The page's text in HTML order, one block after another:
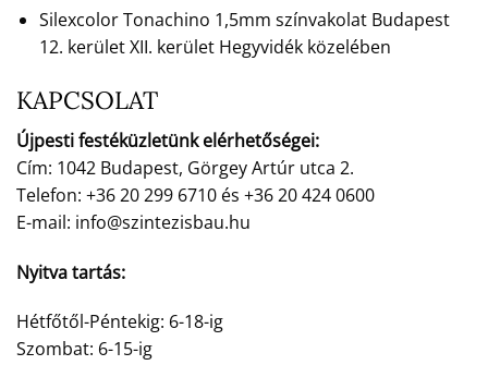
Silexcolor Tonachino 1,5mm színvakolat Budapest
12. kerület XII. kerület Hegyvidék közelében
KAPCSOLAT
Újpesti festéküzletünk elérhetőségei:
Cím: 1042 Budapest, Görgey Artúr utca 2.
Telefon: +36 20 299 6710 és +36 20 424 0600
E-mail: info@szintezisbau.hu
Nyitva tartás:
Hétfőtől-Péntekig: 6-18-ig
Szombat: 6-15-ig